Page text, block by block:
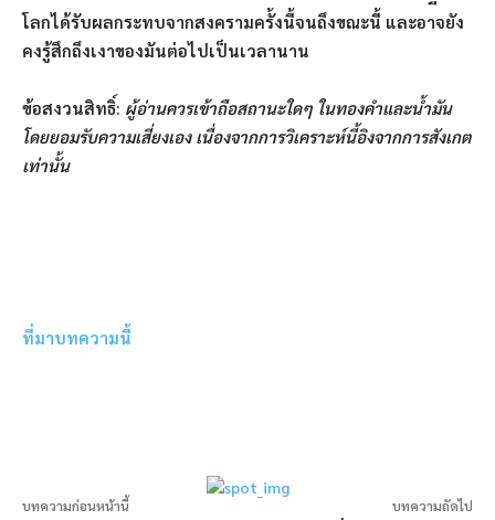
โลกได้รับผลกระทบจากสงครามครั้งนี้จนถึงขณะนี้ และอาจยัง
คงรู้สึกถึงเงาของมันต่อไปเป็นเวลานาน
ข้อสงวนสิทธิ์: ผู้อ่านควรเข้าถือสถานะใดๆ ในทองคำและน้ำมัน
โดยยอมรับความเสี่ยงเอง เนื่องจากการวิเคราะห์นี้อิงจากการสังเกต
เท่านั้น
ที่มาบทความนี้
บทความก่อนหน้านี้ บทความถัดไป